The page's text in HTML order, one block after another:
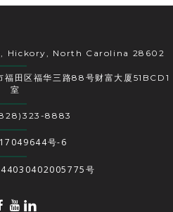
Hickory, North Carolina 28602
福田区福华三路88号财富大厦51BCD1
室
8883
号-6
44030402005775号